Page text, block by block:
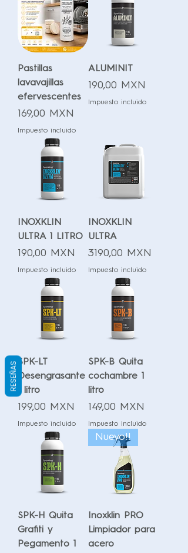
Pastillas
lavavajillas
efervescentes
Precio
169,00 MXN
Impuesto incluido
ALUMINIT
Precio
190,00 MXN
Impuesto incluido
INOXKLIN
ULTRA 1 LITRO
Precio
190,00 MXN
Impuesto incluido
INOXKLIN
ULTRA
Precio
3190,00 MXN
Impuesto incluido
SPK-LT
Desengrasante
1 litro
Precio
199,00 MXN
Impuesto incluido
SPK-B Quita
cochambre 1
litro
Precio
149,00 MXN
Impuesto incluido
SPK-H Quita
Grafiti y
Pegamento 1
Nuevo!!
Inoxklin PRO
Limpiador para
acero
RESEÑAS